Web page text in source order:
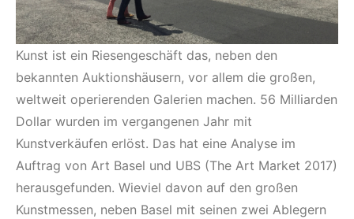
Kunst ist ein Riesengeschäft das, neben den
bekannten Auktionshäusern, vor allem die großen,
weltweit operierenden Galerien machen. 56 Milliarden
Dollar wurden im vergangenen Jahr mit
Kunstverkäufen erlöst. Das hat eine Analyse im
Auftrag von Art Basel und UBS (The Art Market 2017)
herausgefunden. Wieviel davon auf den großen
Kunstmessen, neben Basel mit seinen zwei Ablegern